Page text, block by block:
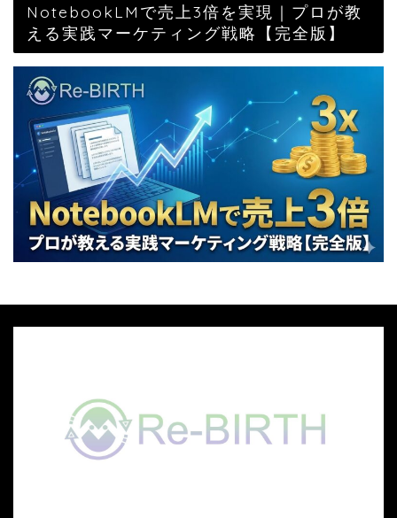
NotebookLMで売上3倍を実現｜プロが教
える実践マーケティング戦略【完全版】